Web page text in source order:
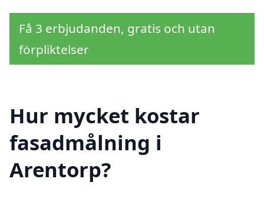
Få 3 erbjudanden, gratis och utan
förpliktelser
Hur mycket kostar
fasadmålning i
Arentorp?